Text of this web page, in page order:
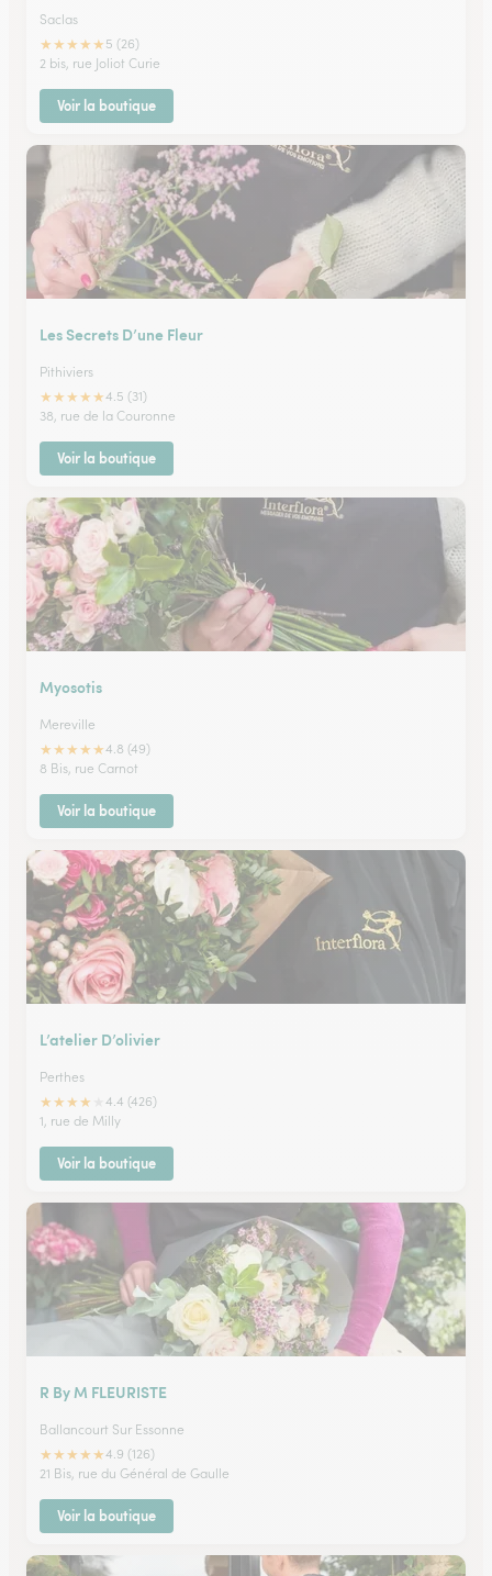
Saclas
★★★★★ 5 (26)
2 bis, rue Joliot Curie
Voir la boutique
Les Secrets D’une Fleur
Pithiviers
★★★★★4.5 (31)
38, rue de la Couronne
Voir la boutique
Myosotis
Mereville
★★★★★4.8 (49)
8 Bis, rue Carnot
Voir la boutique
L’atelier D’olivier
Perthes
★★★★
4.4 (426)
1, rue de Milly
Voir la boutique
R By M FLEURISTE
Ballancourt Sur Essonne
★★★★★4.9 (126)
21 Bis, rue du Général de Gaulle
Voir la boutique